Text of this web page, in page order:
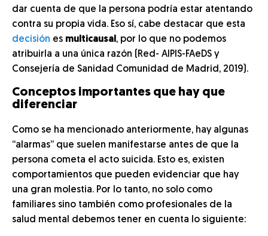
dar cuenta de que la persona podría estar atentando
contra su propia vida. Eso sí, cabe destacar que esta
decisión es multicausal , por lo que no podemos
atribuirla a una única razón (Red- AIPIS-FAeDS y
Consejería de Sanidad Comunidad de Madrid, 2019).
Conceptos importantes que hay que
diferenciar
Como se ha mencionado anteriormente, hay algunas
“alarmas” que suelen manifestarse antes de que la
persona cometa el acto suicida. Esto es, existen
comportamientos que pueden evidenciar que hay
una gran molestia. Por lo tanto, no solo como
familiares sino también como profesionales de la
salud mental debemos tener en cuenta lo siguiente: